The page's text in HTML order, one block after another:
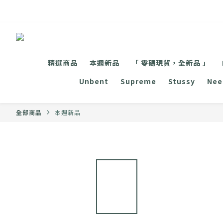
精選商品 本週新品 「 零碼現貨，全新品 」
Unbent
Supreme Stussy
全部商品 本週新品